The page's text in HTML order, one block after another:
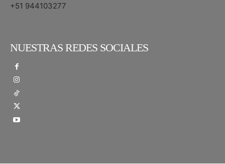
+51 944103277
NUESTRAS REDES SOCIALES